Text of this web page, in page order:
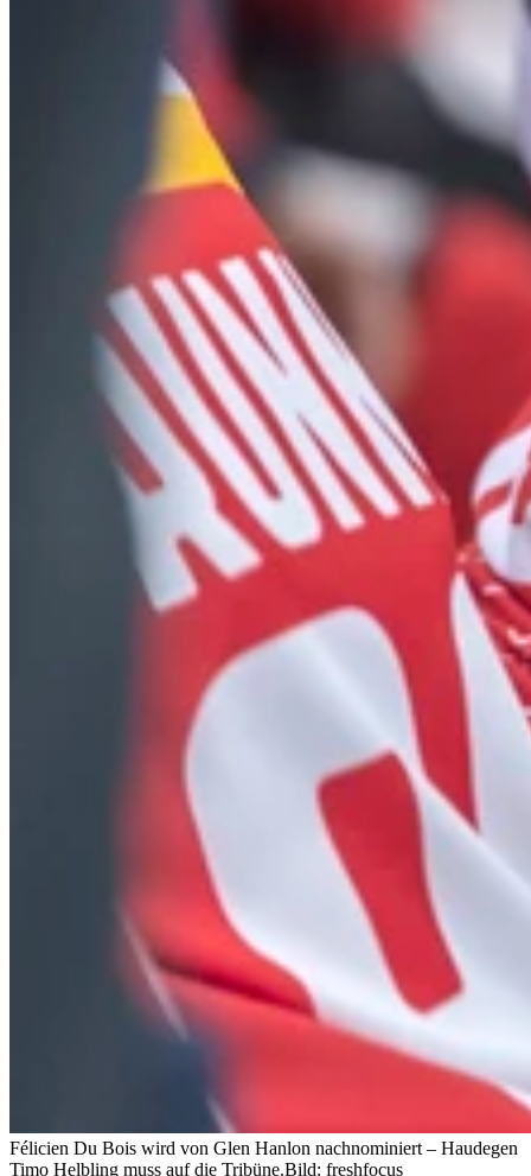
Félicien Du Bois wird von Glen Hanlon nachnominiert – Haudegen
Timo Helbling muss auf die Tribüne.Bild: freshfocus